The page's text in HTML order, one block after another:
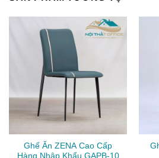
Ghế Ăn ZENA Cao Cấp
Hàng Nhập Khẩu GAPB-10